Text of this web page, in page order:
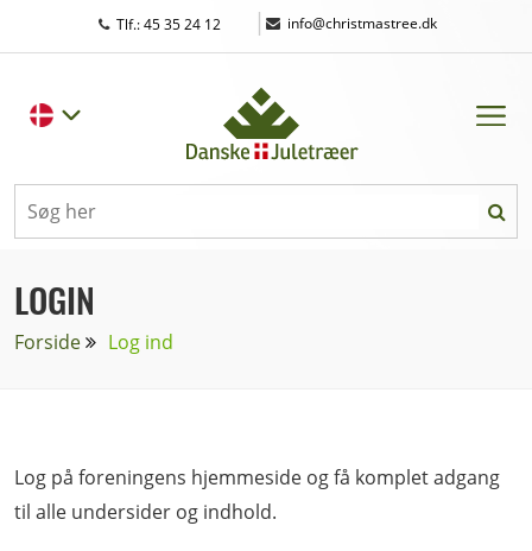
Tlf.: 45 35 24 12 | info@christmastree.dk
LOGIN
Forside Log ind
Log på foreningens hjemmeside og få komplet adgang
til alle undersider og indhold.